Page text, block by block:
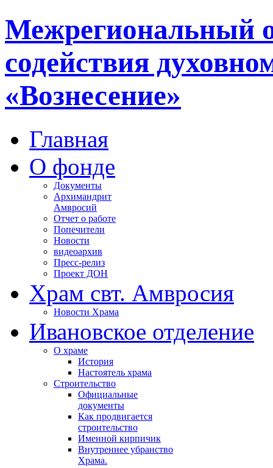
Межрегиональный
содействия
«Вознесение»
Главная
О фонде
Документы
Архимандрит
Амвросий
Отчет о работе
Попечители
Новости
видеоархив
Пресс-релиз
Проект ДОН
Храм свт. Амвросия
Новости Храма
Ивановское отделение
О храме
История
Настоятель храма
Строительство
Официальные
документы
Как продвигается
строительство
Именной кирпичик
Внутреннее убранство
Храма.